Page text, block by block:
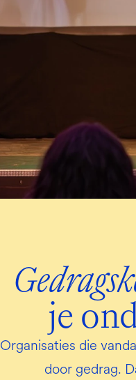
je
Organisaties die
door gedrag.